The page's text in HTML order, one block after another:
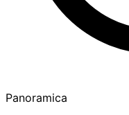
Panoramica